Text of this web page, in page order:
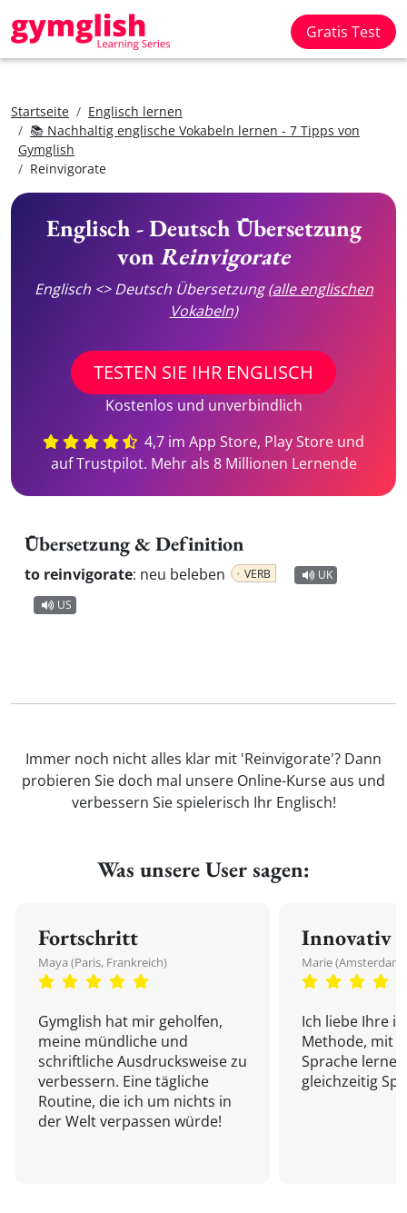
Gratis Test
Startseite
Englisch lernen
📚 Nachhaltig englische Vokabeln lernen - 7 Tipps von
Gymglish
Reinvigorate
Englisch - Deutsch Übersetzung
vonReinvigorate
Englisch <> Deutsch Übersetzung(alle englischen
Vokabeln)
TESTEN SIE IHR ENGLISCH
Kostenlos und unverbindlich
4,7 im App Store, Play Store und
auf Trustpilot. Mehr als 8 Millionen Lernende
Übersetzung & Definition
to reinvigorate: neu beleben VERB
UK
US
Immer noch nicht alles klar mit 'Reinvigorate'? Dann
probieren Sie doch mal unsere Online-Kurse aus und
verbessern Sie spielerisch Ihr Englisch!
Was unsere User sagen:
Fortschritt
Maya (Paris, Frankreich)
Gymglish hat mir geholfen,
meine mündliche und
schriftliche Ausdrucksweise zu
verbessern. Eine tägliche
Routine, die ich um nichts in
der Welt verpassen würde!
Innovativ
Marie
Ich liebe Ihre
Methode, mit
Sprache
gleichzeitig